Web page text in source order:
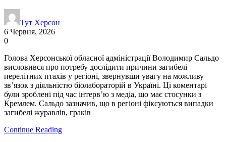
Тут Херсон
6 Червня, 2026
0
Голова Херсонської обласної адміністрації Володимир Сальдо
висловився про потребу дослідити причини загибелі
перелітних птахів у регіоні, звернувши увагу на можливу
зв’язок з діяльністю біолабораторій в Україні. Ці коментарі
були зроблені під час інтерв’ю з медіа, що має стосунки з
Кремлем. Сальдо зазначив, що в регіоні фіксуються випадки
загибелі журавлів, граків
Continue Reading